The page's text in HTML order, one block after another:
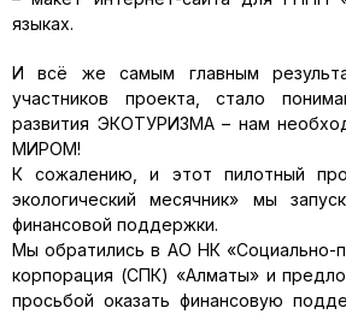
языках.
И всё же самым главным
участников проекта, стало
развития ЭКОТУРИЗМА – нам
МИРОМ!
К сожалению, и этот пилотный
экологический месячник» мы
финансовой поддержки.
Мы обратились в АО НК «Социально-
корпорация (СПК) «Алматы» и
просьбой оказать финансовую